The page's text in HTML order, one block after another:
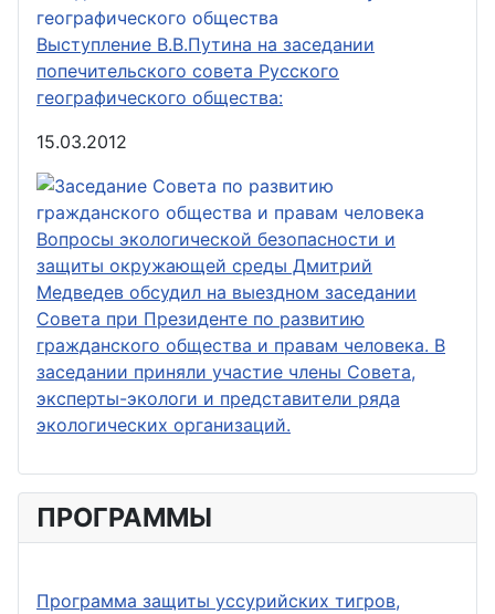
Выступление В.В.Путина на заседании
попечительского совета Русского
географического общества:
15.03.2012
Вопросы экологической безопасности и
защиты окружающей среды Дмитрий
Медведев обсудил на выездном заседании
Совета при Президенте по развитию
гражданского общества и правам человека. В
заседании приняли участие члены Совета,
эксперты-экологи и представители ряда
экологических организаций.
ПРОГРАММЫ
Программа защиты уссурийских тигров,